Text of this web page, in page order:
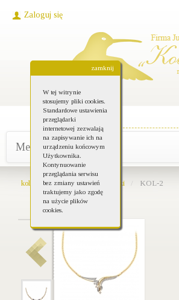
W tej witrynie
stosujemy pliki cookies.
Standardowe ustawienia
przeglądarki
internetowej zezwalają
na zapisywanie ich na
urządzeniu końcowym
Użytkownika.
Kontynuowanie
przeglądania serwisu
bez zmiany ustawień
traktujemy jako zgodę
na użycie plików
cookies.
zamknij
Zaloguj się
Menu główne
koliber-bizuteria.pl Naszyjniki KOL-2